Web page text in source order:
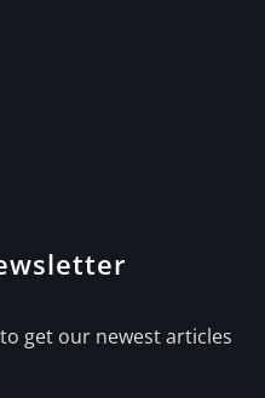
get our newest articles